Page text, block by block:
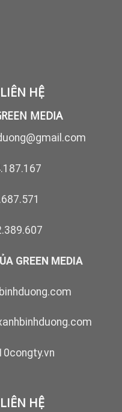
HỆ
MEDIA
GREEN MEDIA
HỆ